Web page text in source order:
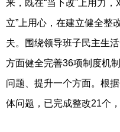
来，既在“当下改”上用力
立”上用心，在建立健全整
夫。围绕领导班子民主生
方面健全完善36项制度机
问题、提升一个方面。根
体问题，已完成整改21个